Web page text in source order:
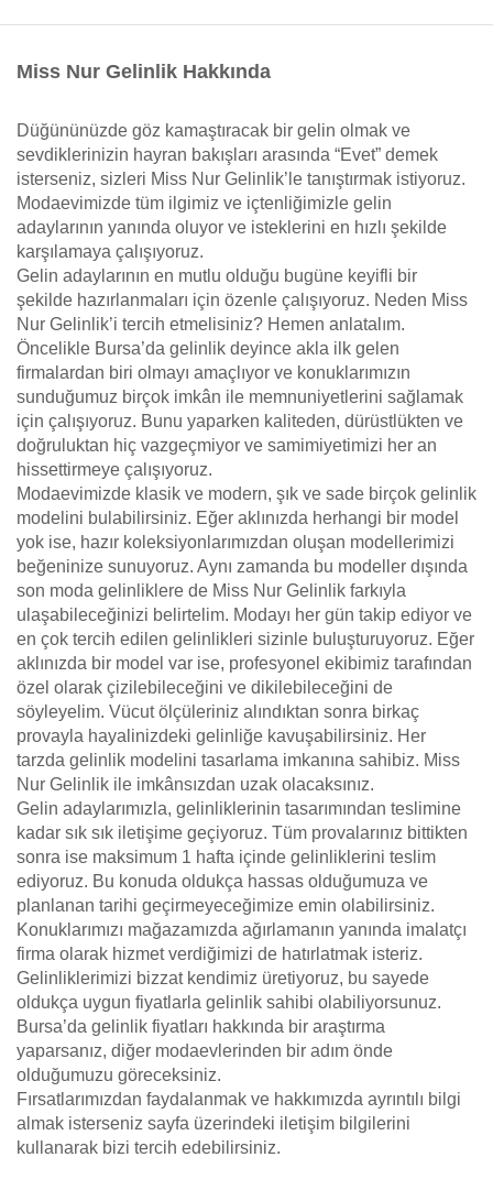
Miss Nur Gelinlik Hakkında
Düğününüzde göz kamaştıracak bir gelin olmak ve
sevdiklerinizin hayran bakışları arasında “Evet” demek
isterseniz, sizleri Miss Nur Gelinlik’le tanıştırmak istiyoruz.
Modaevimizde tüm ilgimiz ve içtenliğimizle gelin
adaylarının yanında oluyor ve isteklerini en hızlı şekilde
karşılamaya çalışıyoruz.
Gelin adaylarının en mutlu olduğu bugüne keyifli bir
şekilde hazırlanmaları için özenle çalışıyoruz. Neden Miss
Nur Gelinlik’i tercih etmelisiniz? Hemen anlatalım.
Öncelikle Bursa’da gelinlik deyince akla ilk gelen
firmalardan biri olmayı amaçlıyor ve konuklarımızın
sunduğumuz birçok imkân ile memnuniyetlerini sağlamak
için çalışıyoruz. Bunu yaparken kaliteden, dürüstlükten ve
doğruluktan hiç vazgeçmiyor ve samimiyetimizi her an
hissettirmeye çalışıyoruz.
Modaevimizde klasik ve modern, şık ve sade birçok gelinlik
modelini bulabilirsiniz. Eğer aklınızda herhangi bir model
yok ise, hazır koleksiyonlarımızdan oluşan modellerimizi
beğeninize sunuyoruz. Aynı zamanda bu modeller dışında
son moda gelinliklere de Miss Nur Gelinlik farkıyla
ulaşabileceğinizi belirtelim. Modayı her gün takip ediyor ve
en çok tercih edilen gelinlikleri sizinle buluşturuyoruz. Eğer
aklınızda bir model var ise, profesyonel ekibimiz tarafından
özel olarak çizilebileceğini ve dikilebileceğini de
söyleyelim. Vücut ölçüleriniz alındıktan sonra birkaç
provayla hayalinizdeki gelinliğe kavuşabilirsiniz. Her
tarzda gelinlik modelini tasarlama imkanına sahibiz. Miss
Nur Gelinlik ile imkânsızdan uzak olacaksınız.
Gelin adaylarımızla, gelinliklerinin tasarımından teslimine
kadar sık sık iletişime geçiyoruz. Tüm provalarınız bittikten
sonra ise maksimum 1 hafta içinde gelinliklerini teslim
ediyoruz. Bu konuda oldukça hassas olduğumuza ve
planlanan tarihi geçirmeyeceğimize emin olabilirsiniz.
Konuklarımızı mağazamızda ağırlamanın yanında imalatçı
firma olarak hizmet verdiğimizi de hatırlatmak isteriz.
Gelinliklerimizi bizzat kendimiz üretiyoruz, bu sayede
oldukça uygun fiyatlarla gelinlik sahibi olabiliyorsunuz.
Bursa’da gelinlik fiyatları hakkında bir araştırma
yaparsanız, diğer modaevlerinden bir adım önde
olduğumuzu göreceksiniz.
Fırsatlarımızdan faydalanmak ve hakkımızda ayrıntılı bilgi
almak isterseniz sayfa üzerindeki iletişim bilgilerini
kullanarak bizi tercih edebilirsiniz.